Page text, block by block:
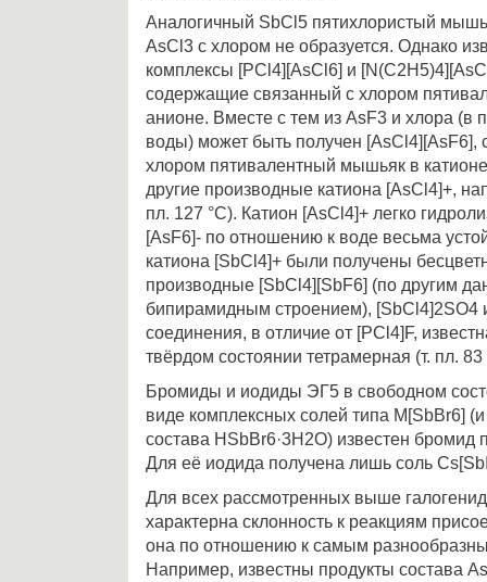
Аналогичный SbCl5 пятихлористый
AsCl3 с хлором не образуется. Однако
комплексы [PCl4][AsCl6] и
содержащие связанный с хлором
анионе. Вместе с тем из AsF3 и хлора (в
воды) может быть получен
хлором пятивалентный мышьяк в
другие производные катиона [AsCl4]+,
пл. 127 °С). Катион [AsCl4]+ легко
[AsF6]- по отношению к воде весьма
катиона [SbCl4]+ были получены
производные [SbCl4][SbF6] (по другим
бипирамидным строением), [SbCl4]2SO4
соединения, в отличие от [PCl4]F,
твёрдом состоянии тетрамерная (т. пл. 83
Бромиды и иодиды ЭГ5 в свободном
виде комплексных солей типа M[SbBr6]
состава HSbBr6·3H2O) известен бромид
Для её иодида получена лишь соль
Для всех рассмотренных выше
характерна склонность к реакциям
она по отношению к самым
Например, известны продукты состава